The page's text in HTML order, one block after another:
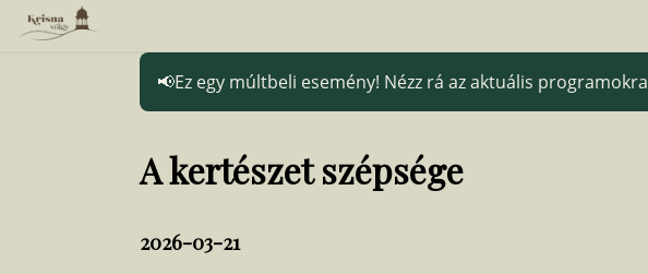
Ez egy múltbeli esemény! Nézz rá az aktuális programokra
A kertészet szépsége
2026-03-21